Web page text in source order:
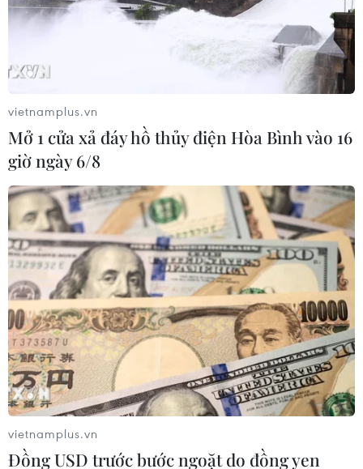
lớp 10 sau thanh tra
Điểm chuẩn tuyển sinh vào lớp chuyên Toán, Tin học,
Ngữ văn, Lịch sử của Trường TPHT Chuyên Thái Bình và
điểm chuẩn xét tuyển đợt 1 của 11/29 trường công lập
có thay đổi so với điểm chuẩn ngày 16/6.
Bản tin 60s: Sở GD-ĐT Thái Bình
xin lỗi thí sinh thi lớp 10 "đỗ” thành
vietnamplus.vn
Mở 1 cửa xả đáy hồ thủy điện Hòa Bình vào 16
giờ ngày 6/8
vietnamplus.vn
Đồng USD trước bước ngoặt do đồng yen